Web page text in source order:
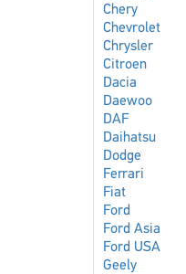
Chery
Chevrolet
Chrysler
Citroen
Dacia
Daewoo
DAF
Daihatsu
Dodge
Ferrari
Fiat
Ford
Ford Asia
Ford USA
Geely